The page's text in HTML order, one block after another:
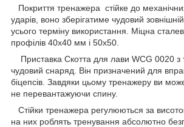
Покриття тренажера стійке до
ударів, воно зберігатиме чудовий
усього терміну використання. Міцна
профілів 40х40 мм і 50х50.
Приставка Скотта для лави WCG 0020
чудовий снаряд. Він призначений для
біцепсів. Завдяки цьому тренажеру ви
не перевантажуючи спину.
Стійки тренажера регулюються за
на них роблять тренування абсолютно